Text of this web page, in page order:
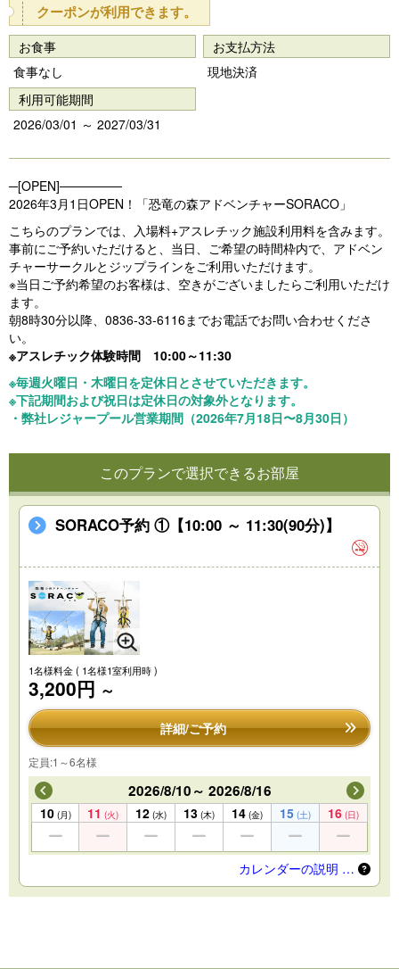
vi
o
u
s
xt
クーポンが利用できます。
お食事
食事なし
お支払方法
現地決済
利用可能期間
2026/03/01 ～ 2027/03/31
─[OPEN]───────
2026年3月1日OPEN！「恐竜の森アドベンチャーSORACO」
こちらのプランでは、入場料+アスレチック施設利用料を含みます。
事前にご予約いただけると、当日、ご希望の時間枠内で、アドベン
チャーサークルとジップラインをご利用いただけます。
※当日ご予約希望のお客様は、空きがございましたらご利用いただけ
ます。
朝8時30分以降、0836-33-6116までお電話でお問い合わせくださ
い。
※アスレチック体験時間 10:00～11:30
※毎週火曜日・木曜日を定休日とさせていただきます。
※下記期間および祝日は定休日の対象外となります。
・弊社レジャープール営業期間（2026年7月18日〜8月30日）
このプランで選択できるお部屋
SORACO予約 ①【10:00 ～ 11:30(90分)】
1名様料金( 1名様1室利用時 )
3,200円 ～
詳細/ご予約
定員:1～6名様
2026/8/10～ 2026/8/16
10 (月) 11 (火) 12 (水) 13 (木) 14 (金) 15 (土) 16 (日)
カレンダーの説明 …